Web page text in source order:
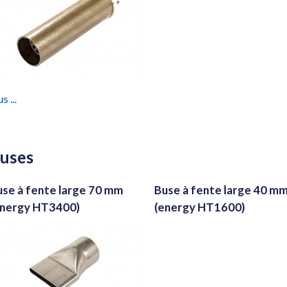
...
à fente large 70 mm
HT3400)
Buse à fente large 40
(energy HT1600)